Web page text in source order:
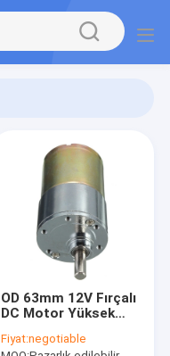
OD 63mm 12V Fırçalı
DC Motor Yüksek
Fiyat:negotiable